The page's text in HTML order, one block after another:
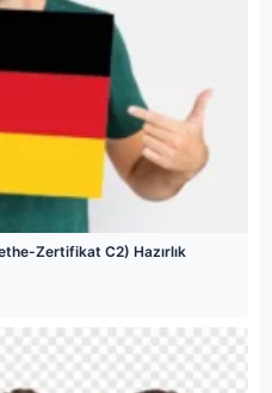
Zertifikat C2) Hazırlık